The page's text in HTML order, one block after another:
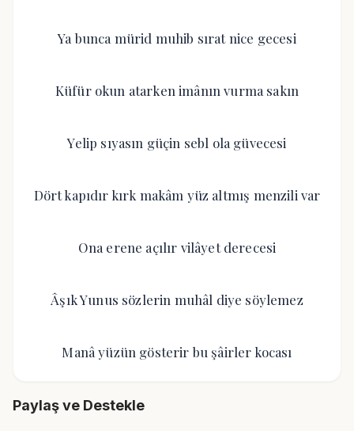
Ya bunca mürid muhib sırat nice gecesi
Küfür okun atarken imânın vurma sakın
Yelip sıyasın güçin sebl ola güvecesi
Dört kapıdır kırk makâm yüz altmış menzili var
Ona erene açılır vilâyet derecesi
Âşık Yunus sözlerin muhâl diye söylemez
Manâ yüzün gösterir bu şâirler kocası
Paylaş ve Destekle